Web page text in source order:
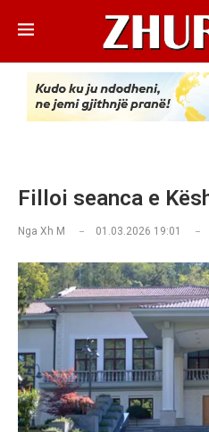
Filloi seanca e
Nga Xh M 01.03.2026 19:01